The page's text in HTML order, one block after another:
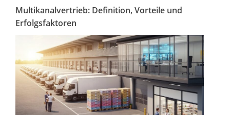
Multikanalvertrieb: Definition, Vorteile und
Erfolgsfaktoren